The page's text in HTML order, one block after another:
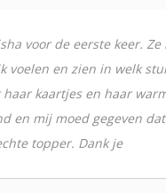
voor de eerste keer. Ze
voelen en zien in welk
haar kaartjes en haar
en mij moed gegeven
topper. Dank je